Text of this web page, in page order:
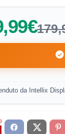
da Intellix
0